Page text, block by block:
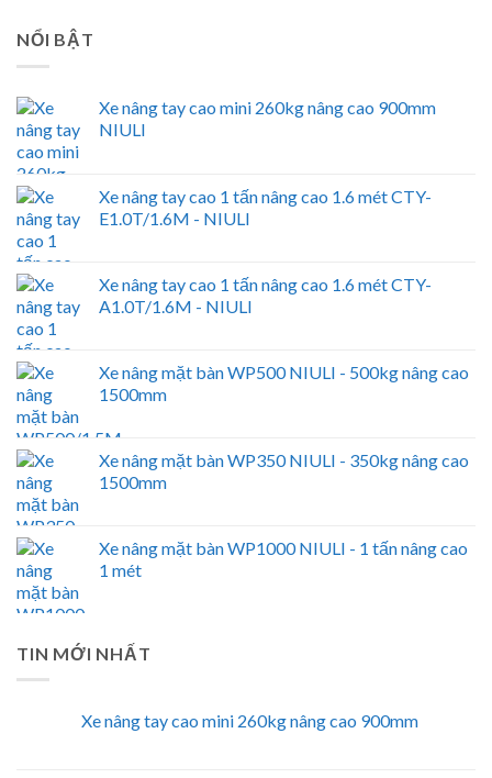
NỔI BẬT
Xe nâng tay cao mini 260kg nâng cao 900mm
NIULI
Xe nâng tay cao 1 tấn nâng cao 1.6 mét CTY-
E1.0T/1.6M - NIULI
Xe nâng tay cao 1 tấn nâng cao 1.6 mét CTY-
A1.0T/1.6M - NIULI
Xe nâng mặt bàn WP500 NIULI - 500kg nâng cao
1500mm
Xe nâng mặt bàn WP350 NIULI - 350kg nâng cao
1500mm
Xe nâng mặt bàn WP1000 NIULI - 1 tấn nâng cao
1 mét
TIN MỚI NHẤT
Xe nâng tay cao mini 260kg nâng cao 900mm